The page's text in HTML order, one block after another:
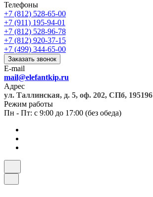
Телефоны
+7 (812) 528-65-00
+7 (911) 195-94-01
+7 (812) 528-96-78
+7 (812) 920-37-15
+7 (499) 344-65-00
Заказать звонок
E-mail
mail@elefantkip.ru
Адрес
ул. Таллинская, д. 5, оф. 202, СПб, 195196
Режим работы
Пн - Пт: с 9:00 до 17:00 (без обеда)